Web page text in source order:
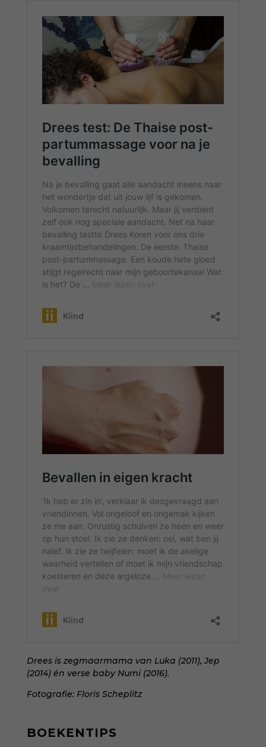
Drees is zegmaarmama van Luka (2011), Jep
(2014) én verse baby Numi (2016).
Fotografie: Floris Scheplitz
BOEKENTIPS